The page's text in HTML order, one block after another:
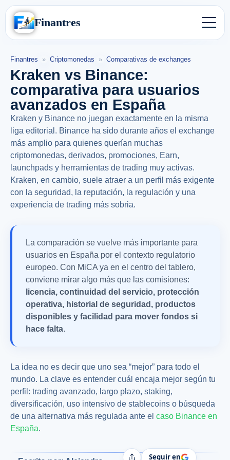
Finantres
Finantres » Criptomonedas » Comparativas de exchanges
Kraken vs Binance:
comparativa para usuarios
avanzados en España
Kraken y Binance no juegan exactamente en la misma
liga editorial. Binance ha sido durante años el exchange
más amplio para quienes querían muchas
criptomonedas, derivados, promociones, Earn,
launchpads y herramientas de trading muy activas.
Kraken, en cambio, suele atraer a un perfil más exigente
con la seguridad, la reputación, la regulación y una
experiencia de trading más sobria.
La comparación se vuelve más importante para
usuarios en España por el contexto regulatorio
europeo. Con MiCA ya en el centro del tablero,
conviene mirar algo más que las comisiones:
licencia, continuidad del servicio, protección
operativa, historial de seguridad, productos
disponibles y facilidad para mover fondos si
hace falta.
La idea no es decir que uno sea “mejor” para todo el
mundo. La clave es entender cuál encaja mejor según tu
perfil: trading avanzado, largo plazo, staking,
diversificación, uso intensivo de stablecoins o búsqueda
de una alternativa más regulada ante el caso Binance en
España.
Seguir en